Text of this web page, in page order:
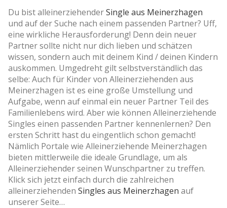
Du bist alleinerziehenderSingle aus Meinerzhagen
und auf der Suche nach einem passenden Partner? Uff,
eine wirkliche Herausforderung! Denn dein neuer
Partner sollte nicht nur dich lieben und schätzen
wissen, sondern auch mit deinem Kind / deinen Kindern
auskommen. Umgedreht gilt selbstverständlich das
selbe: Auch für Kinder von Alleinerziehenden aus
Meinerzhagen ist es eine große Umstellung und
Aufgabe, wenn auf einmal ein neuer Partner Teil des
Familienlebens wird. Aber wie können Alleinerziehende
Singles einen passenden Partner kennenlernen? Den
ersten Schritt hast du eingentlich schon gemacht!
Nämlich Portale wie Alleinerziehende Meinerzhagen
bieten mittlerweile die ideale Grundlage, um als
Alleinerziehender seinen Wunschpartner zu treffen.
Klick sich jetzt einfach durch die zahlreichen
alleinerziehenden Singles aus Meinerzhagen auf
unserer Seite…